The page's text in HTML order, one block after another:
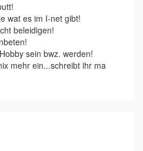
wat es im I-net gibt!
beleidigen!
sein bwz. werden!
mehr ein...schreibt ihr ma